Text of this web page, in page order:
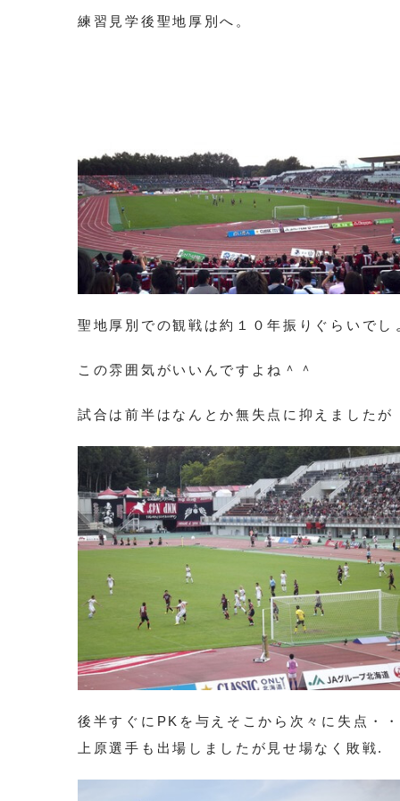
練習見学後聖地厚別へ。
聖地厚別での観戦は約１０年振りぐらいでし
この雰囲気がいいんですよね＾＾
試合は前半はなんとか無失点に抑えましたが
後半すぐにPKを与えそこから次々に失点・
上原選手も出場しましたが見せ場なく敗戦.